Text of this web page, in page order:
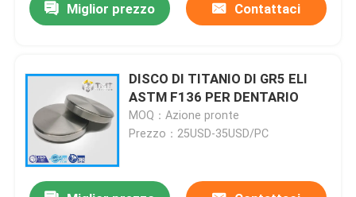
Prodotti
Video
Miglior prezzo Contattaci
DISCO DI TITANIO DI GR5 ELI
ASTM F136 PER DENTARIO
MOQ：Azione pronte
Prezzo：25USD-35USD/PC